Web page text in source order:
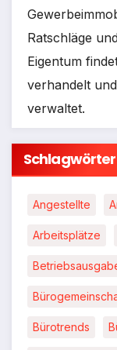
Ratschläge
Eigentum
verhandelt
verwaltet.
Schlagwörter
Angestellte
Arbeitsplätze
Bürotrends